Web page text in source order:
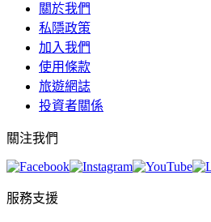
關於我們
私隱政策
加入我們
使用條款
旅遊網誌
投資者關係
關注我們
服務支援